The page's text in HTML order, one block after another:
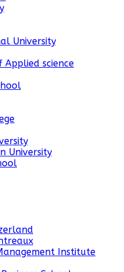
University
Applied science
University
Institute